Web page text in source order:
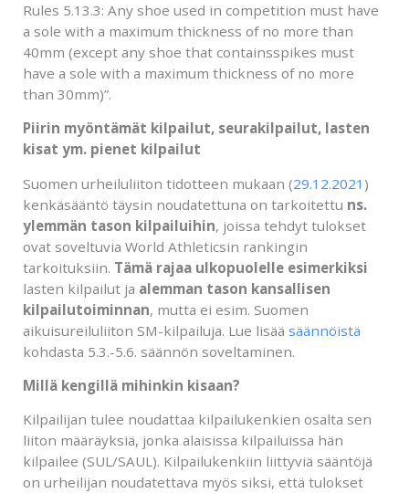
Rules 5.13.3: Any shoe used in competition must have
a sole with a maximum thickness of no more than
40mm (except any shoe that containsspikes must
have a sole with a maximum thickness of no more
than 30mm)”.
Piirin myöntämät kilpailut, seurakilpailut, lasten
kisat ym. pienet kilpailut
Suomen urheiluliiton tidotteen mukaan (29.12.2021 )
kenkäsääntö täysin noudatettuna on tarkoitettu ns.
ylemmän tason kilpailuihin, joissa tehdyt tulokset
ovat soveltuvia World Athleticsin rankingin
tarkoituksiin. Tämä rajaa ulkopuolelle esimerkiksi
lasten kilpailut ja alemman tason kansallisen
kilpailutoiminnan, mutta ei esim. Suomen
aikuisureiluliiton SM-kilpailuja. Lue lisää säännöistä
kohdasta 5.3.-5.6. säännön soveltaminen.
Millä kengillä mihinkin kisaan?
Kilpailijan tulee noudattaa kilpailukenkien osalta sen
liiton määräyksiä, jonka alaisissa kilpailuissa hän
kilpailee (SUL/SAUL). Kilpailukenkiin liittyviä sääntöjä
on urheilijan noudatettava myös siksi, että tulokset